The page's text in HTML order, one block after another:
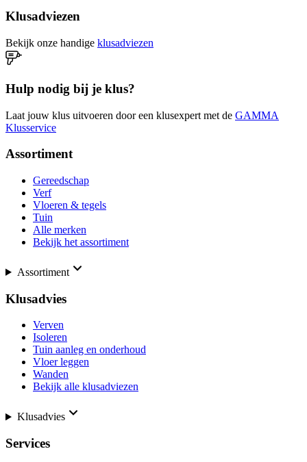
Klusadviezen
Bekijk onze handige klusadviezen
Hulp nodig bij je klus?
Laat jouw klus uitvoeren door een klusexpert met de GAMMA
Klusservice
Assortiment
Gereedschap
Verf
Vloeren & tegels
Tuin
Alle merken
Bekijk het assortiment
Assortiment
Klusadvies
Verven
Isoleren
Tuin aanleg en onderhoud
Vloer leggen
Wanden
Bekijk alle klusadviezen
Klusadvies
Services